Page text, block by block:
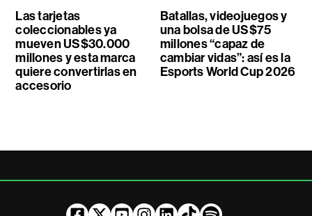
Las tarjetas
coleccionables ya
mueven US$30.000
millones y esta marca
quiere convertirlas en
accesorio
Batallas, videojuegos y
una bolsa de US$75
millones “capaz de
cambiar vidas”: así es la
Esports World Cup 2026